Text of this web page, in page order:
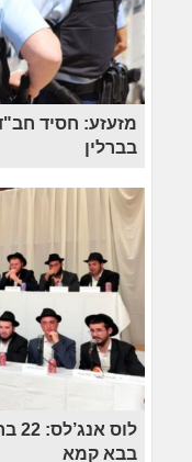
מזעזע: חסיד
בברלין
בבא קמא